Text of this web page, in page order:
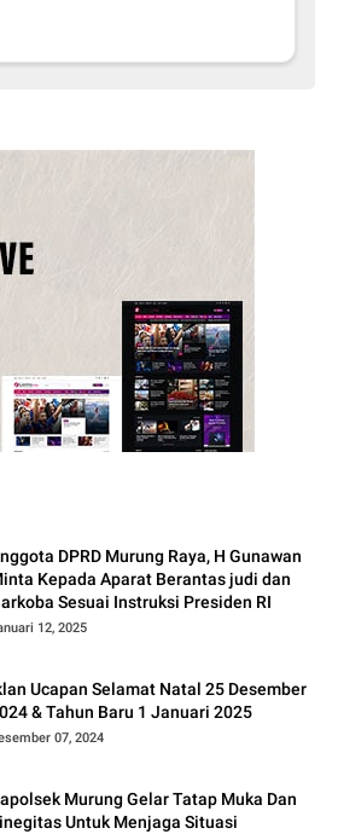
DPRD Murung Raya, H Gunawan
Kepada Aparat Berantas judi dan
Sesuai Instruksi Presiden RI
12, 2025
Ucapan Selamat Natal 25 Desember
& Tahun Baru 1 Januari 2025
07, 2024
Murung Gelar Tatap Muka Dan
Untuk Menjaga Situasi